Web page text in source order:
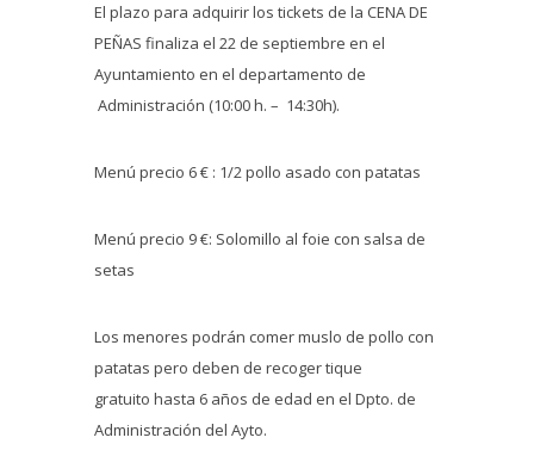
El plazo para adquirir los tickets de la CENA DE
PEÑAS finaliza el 22 de septiembre en el
Ayuntamiento en el departamento de
Administración (10:00 h. – 14:30h).
Menú precio 6 € : 1/2 pollo asado con patatas
Menú precio 9 €: Solomillo al foie con salsa de
setas
Los menores podrán comer muslo de pollo con
patatas pero deben de recoger tique
gratuito hasta 6 años de edad en el Dpto. de
Administración del Ayto.